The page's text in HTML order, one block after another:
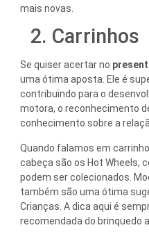
mais novas.
2. Carrinhos
Se quiser acertar no
uma ótima aposta. Ele é
contribuindo para o
motora, o reconhecimento
conhecimento sobre a
Quando falamos em
cabeça são os Hot Wheels,
podem ser colecionados.
também são uma ótima
Crianças. A dica aqui é
recomendada do brinquedo